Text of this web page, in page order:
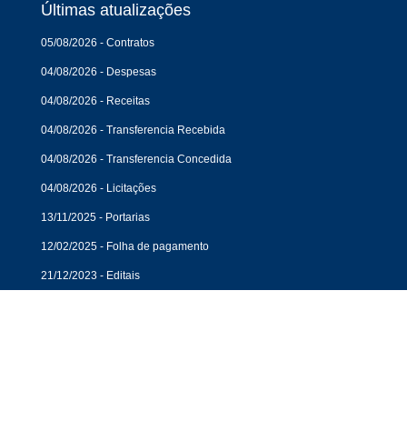
Últimas atualizações
05/08/2026 - Contratos
04/08/2026 - Despesas
04/08/2026 - Receitas
04/08/2026 - Transferencia Recebida
04/08/2026 - Transferencia Concedida
04/08/2026 - Licitações
13/11/2025 - Portarias
12/02/2025 - Folha de pagamento
21/12/2023 - Editais